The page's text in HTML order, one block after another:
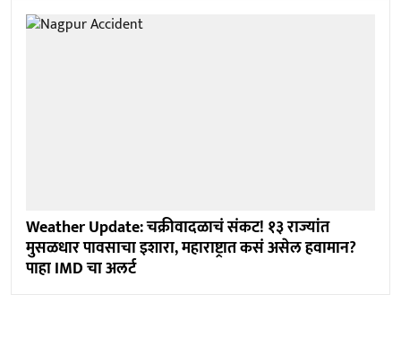
Weather Update: चक्रीवादळाचं संकट! १३ राज्यांत
मुसळधार पावसाचा इशारा, महाराष्ट्रात कसं असेल हवामान?
पाहा IMD चा अलर्ट